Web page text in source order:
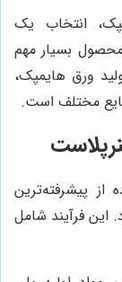
انتخاب یک
محصول بسیار مهم
ورق هایمپک،
مختلف است.
از پیشرفته‌ترین
این فرآیند شامل